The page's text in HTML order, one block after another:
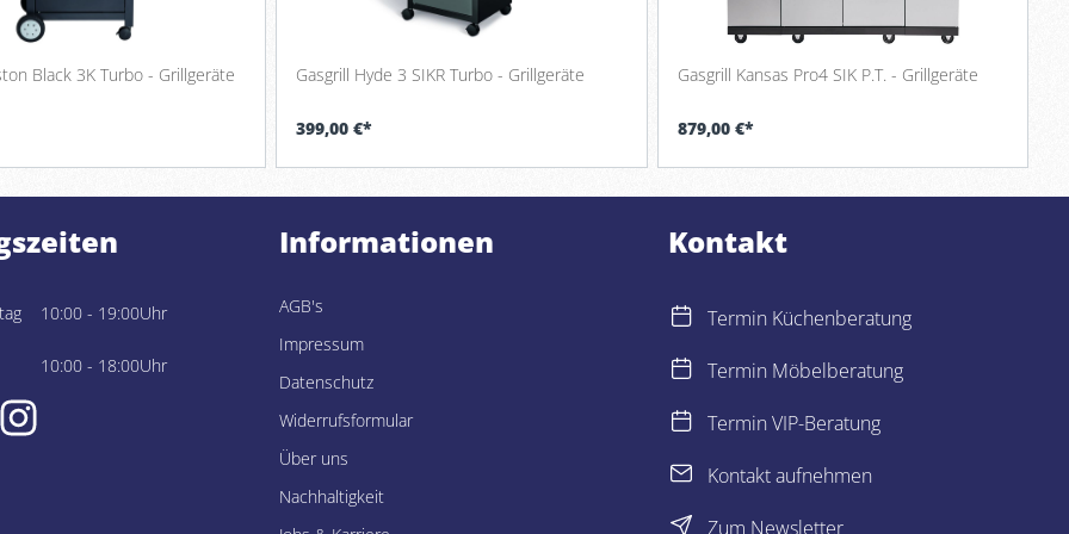
Black 3K Turbo - Grillgeräte Gasgrill Hyde 3 SIKR Turbo - Grillgeräte
399,00 €*
Gasgrill Kansas Pro4 SIK P.T. - Grillgeräte
879,00 €*
10:00 - 19:00Uhr
10:00 - 18:00Uhr
Kontakt
Termin Küchenberatung
Termin Möbelberatung
Termin VIP-Beratung
Kontakt aufnehmen
Zum Newsletter
Informationen
AGB's
Impressum
Datenschutz
Widerrufsformular
Über uns
Nachhaltigkeit